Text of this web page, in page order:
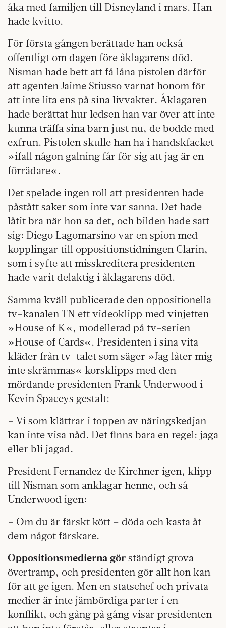
åka med familjen till Disneyland i mars. Han
hade kvitto.
För första gången berättade han också
offentligt om dagen före åklagarens död.
Nisman hade bett att få låna pistolen därför
att agenten Jaime Stiusso varnat honom för
att inte lita ens på sina livvakter. Åklagaren
hade berättat hur ledsen han var över att inte
kunna träffa sina barn just nu, de bodde med
exfrun. Pistolen skulle han ha i handskfacket
»ifall någon galning får för sig att jag är en
förrädare«.
Det spelade ingen roll att presidenten hade
påstått saker som inte var sanna. Det hade
låtit bra när hon sa det, och bilden hade satt
sig: Diego Lagomarsino var en spion med
kopplingar till oppositionstidningen Clarin,
som i syfte att misskreditera presidenten
hade varit delaktig i åklagarens död.
Samma kväll publicerade den oppositionella
tv-kanalen TN ett videoklipp med vinjetten
»House of K«, modellerad på tv-serien
»House of Cards«. Presidenten i sina vita
kläder från tv-talet som säger »Jag låter mig
inte skrämmas« korsklipps med den
mördande presidenten Frank Underwood i
Kevin Spaceys gestalt:
– Vi som klättrar i toppen av näringskedjan
kan inte visa nåd. Det finns bara en regel: jaga
eller bli jagad.
President Fernandez de Kirchner igen, klipp
till Nisman som anklagar henne, och så
Underwood igen:
– Om du är färskt kött – döda och kasta åt
dem något färskare.
Oppositionsmedierna gör ständigt grova
övertramp, och presidenten gör allt hon kan
för att ge igen. Men en statschef och privata
medier är inte jämbördiga parter i en
konflikt, och gång på gång visar presidenten